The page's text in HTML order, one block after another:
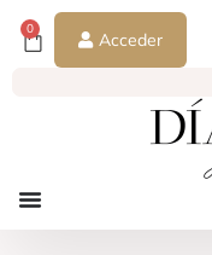
0
Acceder